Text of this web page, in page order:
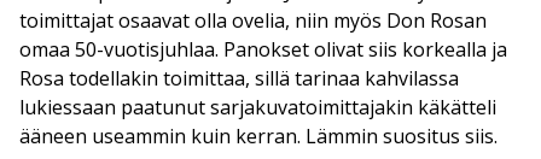
toimittajat osaavat olla ovelia, niin myös Don Rosan
omaa 50-vuotisjuhlaa. Panokset olivat siis korkealla ja
Rosa todellakin toimittaa, sillä tarinaa kahvilassa
lukiessaan paatunut sarjakuvatoimittajakin käkätteli
ääneen useammin kuin kerran. Lämmin suositus siis.